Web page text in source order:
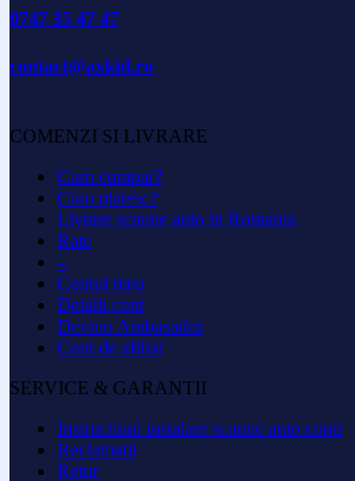
0747 35 47 47
contact@axkid.ro
COMENZI SI LIVRARE
Cum cumpar?
Cum platesc?
Livrare scaune auto in Romania
Rate
–
Contul meu
Detalii cont
Devino Ambasador
Cont de afiliat
SERVICE & GARANTII
Instructiuni instalare scaune auto copii
Reclamatii
Retur